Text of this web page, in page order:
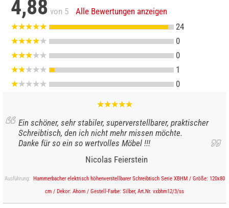
4,88 von 5
Alle Bewertungen anzeigen
24
0
0
1
0
Ein schöner, sehr stabiler, superverstellbarer, praktischer
Schreibtisch, den ich nicht mehr missen möchte.
Danke für so ein so wertvolles Möbel !!!
Nicolas Feierstein
Ausführung: Hammerbacher elektrisch höhenverstellbarer Schreibtisch Serie XBHM / Größe: 120x80
cm / Dekor: Ahorn / Gestell-Farbe: Silber, Art.Nr. vxbhm12/3/ss